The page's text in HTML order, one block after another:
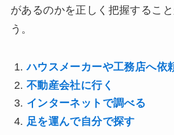
があるのかを正しく把握するこ
う。
ハウスメーカーや工務店へ依
不動産会社に行く
インターネットで調べる
足を運んで自分で探す